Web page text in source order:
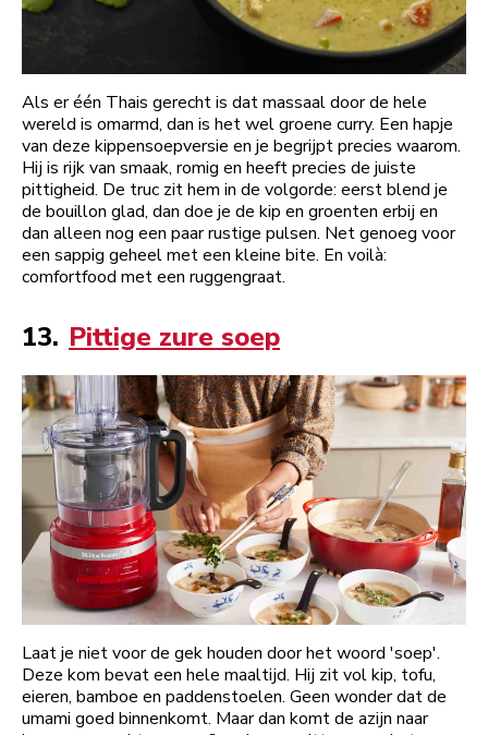
Als er één Thais gerecht is dat massaal door de hele
wereld is omarmd, dan is het wel groene curry. Een hapje
van deze kippensoepversie en je begrijpt precies waarom.
Hij is rijk van smaak, romig en heeft precies de juiste
pittigheid. De truc zit hem in de volgorde: eerst blend je
de bouillon glad, dan doe je de kip en groenten erbij en
dan alleen nog een paar rustige pulsen. Net genoeg voor
een sappig geheel met een kleine bite. En voilà:
comfortfood met een ruggengraat.
13. Pittige zure soep
Laat je niet voor de gek houden door het woord 'soep'.
Deze kom bevat een hele maaltijd. Hij zit vol kip, tofu,
eieren, bamboe en paddenstoelen. Geen wonder dat de
umami goed binnenkomt. Maar dan komt de azijn naar